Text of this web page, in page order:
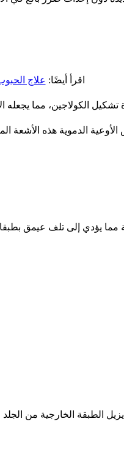
اقرأ أيضًا: علاج
تشكيل الكولاجين، مما
الدموية هذه الأشعة
مما يؤدي إلى تلف عيمق
الطبقة الخارجية من الجلد